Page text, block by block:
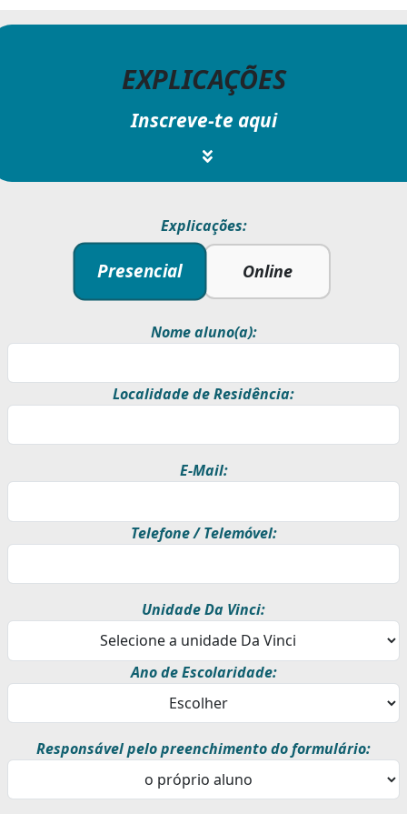
EXPLICAÇÕES
Inscreve-te aqui
Explicações:
Presencial Online
Nome aluno(a):
Localidade de Residência:
E-Mail:
Telefone / Telemóvel:
Unidade Da Vinci:
Ano de Escolaridade:
Responsável pelo preenchimento do formulário: